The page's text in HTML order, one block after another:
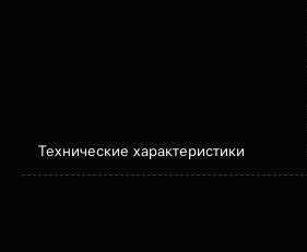
Технические характеристики